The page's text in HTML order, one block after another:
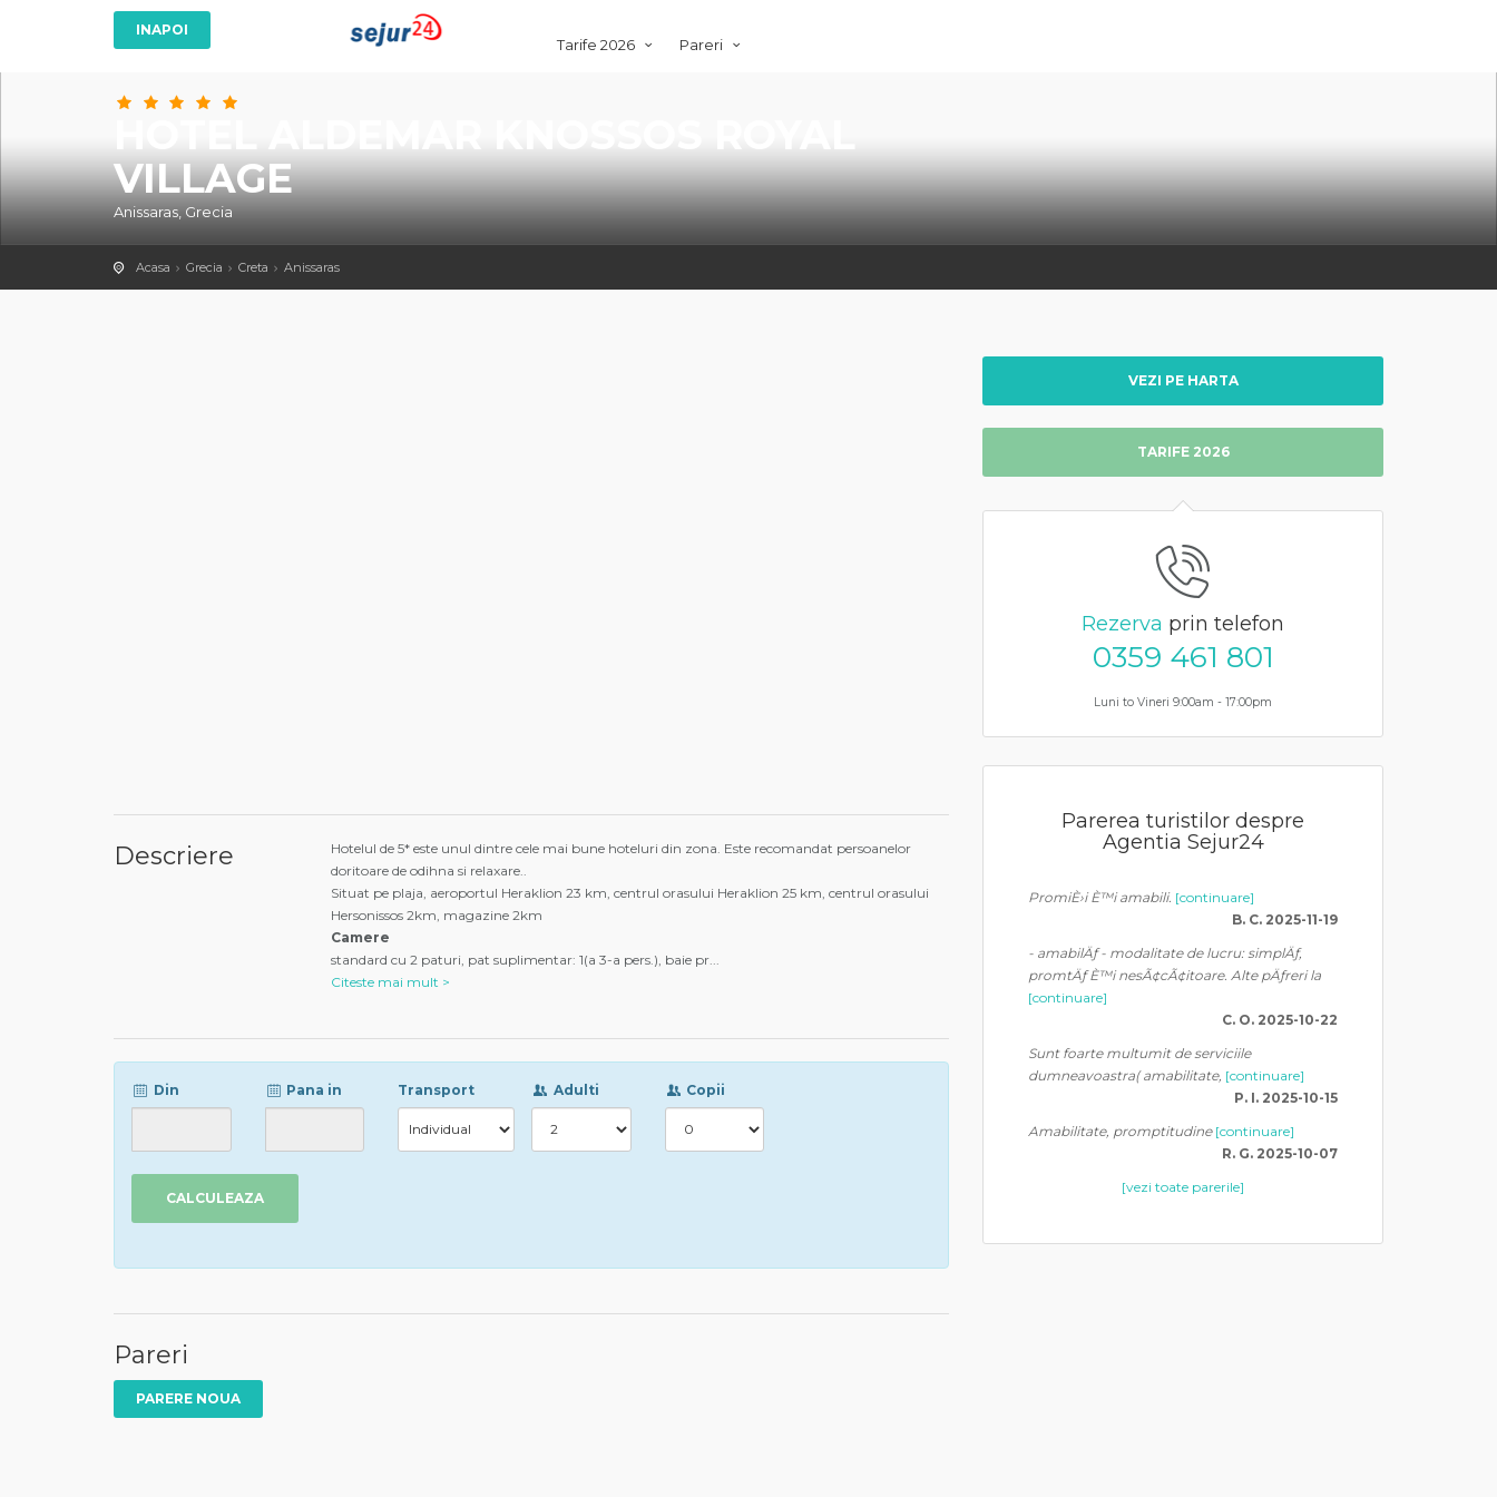
Tarife 2026 Pareri
VILLAGE
Anissaras, Grecia
Acasa Grecia Creta Anissaras
Descriere
Hotelul de 5* este unul dintre cele mai bune hoteluri din zona. Este recomandat persoanelor
doritoare de odihna si relaxare..
Situat pe plaja, aeroportul Heraklion 23 km, centrul orasului Heraklion 25 km, centrul orasului
Hersonissos 2km, magazine 2km
Camere
standard cu 2 paturi, pat suplimentar: 1(a 3-a pers.), baie pr
Citeste mai mult >
Din Pana in Transport Adulti Copii
CALCULEAZA
Pareri
PARERE NOUA
VEZI PE HARTA
TARIFE 2026
Rezerva prin telefon
0359 461 801
Luni to Vineri 9:00am - 17:00pm
Parerea turistilor despre
Agentia Sejur24
PromiÈ›i È™i amabili. [continuare]
B. C. 2025-11-19
- amabilÄƒ - modalitate de lucru: simplÄƒ,
promtÄƒ È™i nesÃ¢cÃ¢itoare. Alte pÄƒreri la
[continuare]
C. O. 2025-10-22
Sunt foarte multumit de serviciile
dumneavoastra( amabilitate, [continuare]
P. I. 2025-10-15
Amabilitate, promptitudine [continuare]
R. G. 2025-10-07
[vezi toate parerile]